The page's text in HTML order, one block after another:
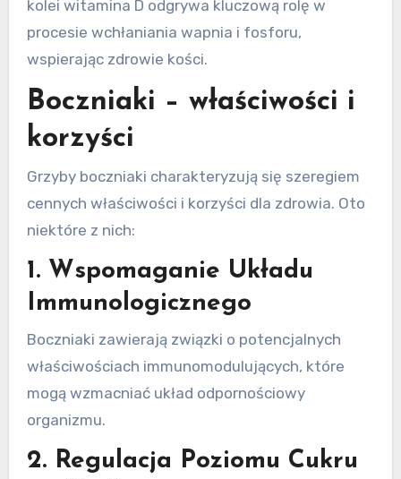
kolei witamina D odgrywa kluczową rolę w
procesie wchłaniania wapnia i fosforu,
wspierając zdrowie kości.
Boczniaki – właściwości i
korzyści
Grzyby boczniaki charakteryzują się szeregiem
cennych właściwości i korzyści dla zdrowia. Oto
niektóre z nich:
1. Wspomaganie Układu
Immunologicznego
Boczniaki zawierają związki o potencjalnych
właściwościach immunomodulujących, które
mogą wzmacniać układ odpornościowy
organizmu.
2. Regulacja Poziomu Cukru